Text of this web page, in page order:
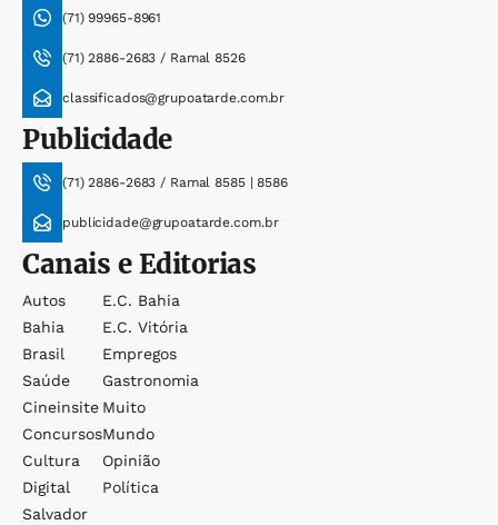
(71) 99965-8961
(71) 2886-2683 / Ramal 8526
classificados@grupoatarde.com.br
Publicidade
(71) 2886-2683 / Ramal 8585 | 8586
publicidade@grupoatarde.com.br
Canais e Editorias
Autos
Bahia
Brasil
Saúde
Cineinsite
Concursos
Cultura
Digital
Salvador
E.c. Bahia
E.c. Vitória
Empregos
Gastronomia
Muito
Mundo
Opinião
Política